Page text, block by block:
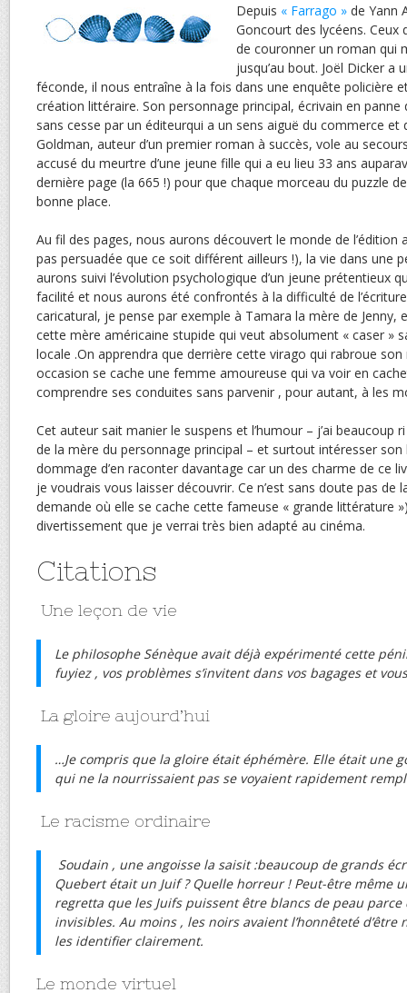
Depuis « Farrago » de Yann
Goncourt des lycéens.
de couronner un roman qui
jusqu’au bout. Joël Dicker a
féconde, il nous entraîne à la fois dans une enquête policière
création littéraire. Son personnage principal, écrivain en panne
sans cesse par un éditeurqui a un sens aiguë du commerce et
Goldman, auteur d’un premier roman à succès, vole au
accusé du meurtre d’une jeune fille qui a eu lieu 33 ans
dernière page (la 665 !) pour que chaque morceau du puzzle
bonne place.
Au fil des pages, nous aurons découvert le monde de l’édition
pas persuadée que ce soit différent ailleurs !), la vie dans une
aurons suivi l’évolution psychologique d’un jeune prétentieux
facilité et nous aurons été confrontés à la difficulté de
caricatural, je pense par exemple à Tamara la mère de Jenny,
cette mère américaine stupide qui veut absolument « caser »
locale .On apprendra que derrière cette virago qui rabroue
occasion se cache une femme amoureuse qui va voir en
comprendre ses conduites sans parvenir , pour autant, à les
Cet auteur sait manier le suspens et l’humour – j’ai beaucoup
de la mère du personnage principal – et surtout intéresser son
dommage d’en raconter davantage car un des charme de ce
je voudrais vous laisser découvrir. Ce n’est sans doute pas de
demande où elle se cache cette fameuse « grande littérature
divertissement que je verrai très bien adapté au cinéma.
Citations
Une leçon de vie
Le philosophe Sénèque avait déjà expérimenté cette
fuyiez , vos problèmes s’invitent dans vos bagages et
La gloire aujourd’hui
…Je compris que la gloire était éphémère. Elle était une
qui ne la nourrissaient pas se voyaient rapidement
Le racisme ordinaire
Soudain , une angoisse la saisit :beaucoup de grands
Quebert était un Juif ? Quelle horreur ! Peut-être même
regretta que les Juifs puissent être blancs de peau
invisibles. Au moins , les noirs avaient l’honnêteté d’être
les identifier clairement.
Le monde virtuel